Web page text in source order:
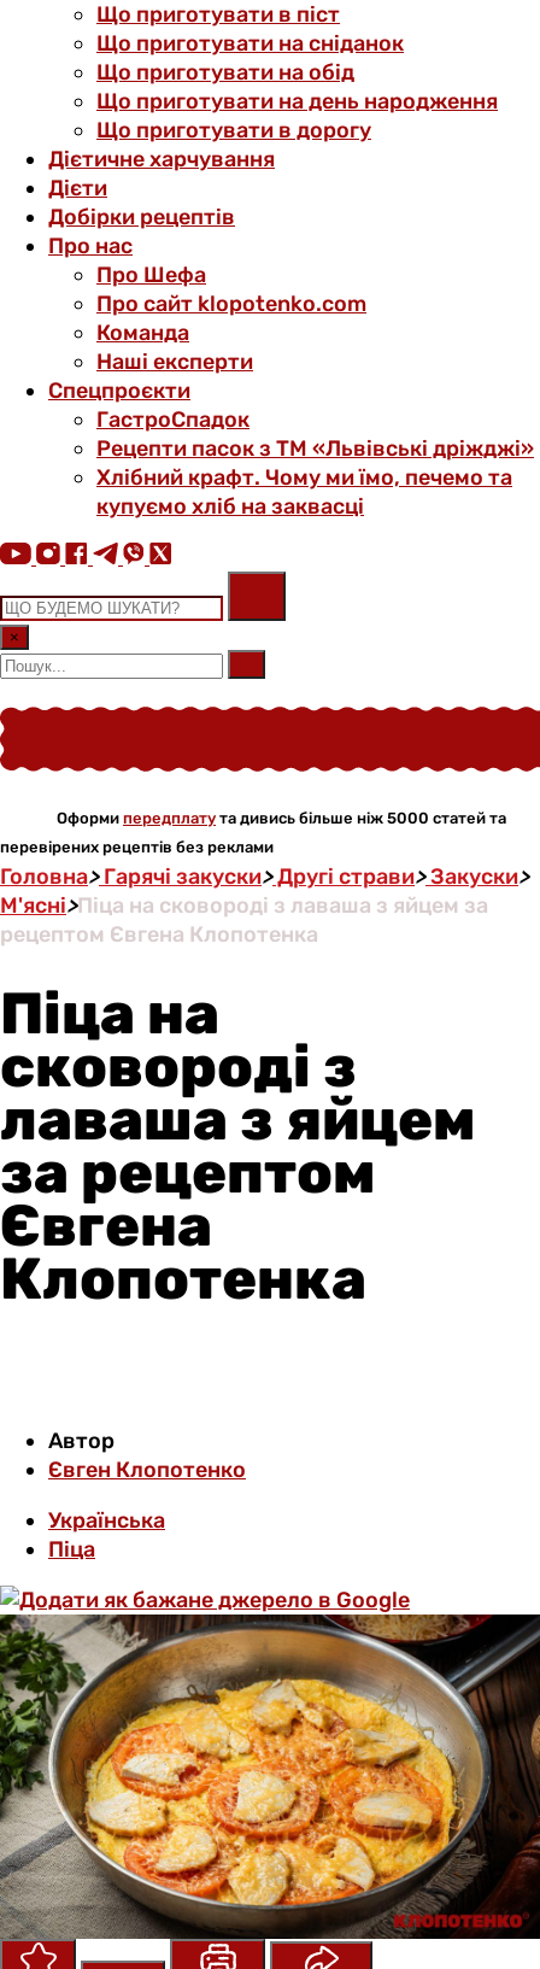
Що приготувати в піст
Що приготувати на сніданок
Що приготувати на обід
Що приготувати на день народження
Що приготувати в дорогу
Дієтичне харчування
Дієти
Добірки рецептів
Про нас
Про Шефа
Про сайт klopotenko.com
Команда
Наші експерти
Спецпроєкти
ГастроСпадок
Рецепти пасок з ТМ «Львівські дріжджі»
Хлібний крафт. Чому ми їмо, печемо та
купуємо хліб на заквасці
×
Оформи передплату та дивись більше ніж 5000 статей та
перевірених рецептів без реклами
Головна>Гарячі закуски>Другі страви>Закуски>
М'ясні>Піца на сковороді з лаваша з яйцем за
рецептом Євгена Клопотенка
Піца на
сковороді з
лаваша з яйцем
за рецептом
Євгена
Клопотенка
Автор
Євген Клопотенко
Українська
Піца